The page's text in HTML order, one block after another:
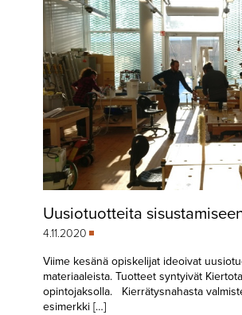
ARKISTO
TILAUSASIAT
MEDIATIEDOT
TIETOA
LEHDESTÄ
TAPAHTUMAT
YHTEYSTIEDOT
Uusiotuotteita
4.11.2020
Viime kesänä opiskelijat ideoivat
materiaaleista. Tuotteet syntyivät
opintojaksolla. Kierrätysnahasta
esimerkki […]